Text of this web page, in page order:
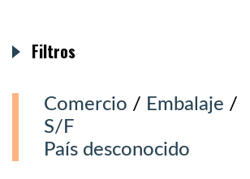
Comercio / Embalaje /
S/F
País desconocido
Filtros